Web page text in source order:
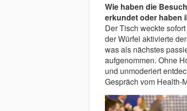
Wie haben die
erkundet oder haben
Der Tisch weckte
der Würfel aktivierte
was als nächstes
aufgenommen. Ohne
und unmoderiert
Gespräch vom Health-